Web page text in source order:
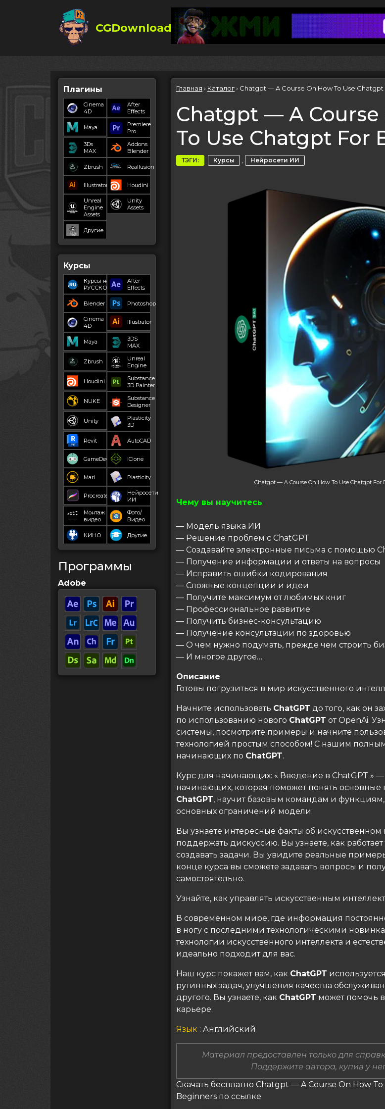
CGDownload
Плагины
Cinema
4D
After
Effects
Maya
Premiere
Pro
3Ds
MAX
Addons
Blender
Zbrush Reallusion
Illustrator Houdini
Unreal
Engine
Assets
Unity
Assets
Другие
Курсы
Курсы на
РУССКОМ
After
Effects
Blender Photoshop
Cinema
4D
Illustrator
Maya
3DS
MAX
Zbrush
Unreal
Engine
Houdini
Substance
3D Painter
NUKE
Substance
Designer
Unity
Plasticity
3D
Revit AutoCAD
GameDev IClone
Mari Plasticity
Procreate
Нейросети
ИИ
Монтаж
видео
Фото/
Видео
КИНО Другие
Программы
Adobe
Главная › Каталог› Chatgpt — A Course On How To Use
Chatgpt — A Course
To Use Chatgpt For
ТЭГИ: Курсы , Нейросети ИИ
Chatgpt — A Course On How To Use Chatgpt For
Чему вы научитесь
— Модель языка ИИ
— Решение проблем с ChatGPT
— Создавайте электронные письма с помощью
— Получение информации и ответы на вопросы
— Исправить ошибки кодирования
— Сложные концепции и идеи
— Получите максимум от любимых книг
— Профессиональное развитие
— Получить бизнес-консультацию
— Получение консультации по здоровью
— О чем нужно подумать, прежде чем строить
— И многое другое…
Описание
Готовы погрузиться в мир искусственного
Начните использовать ChatGPT до того, как он
по использованию нового ChatGPT от OpenAi.
системы, посмотрите примеры и начните
технологией простым способом! С нашим
начинающих по ChatGPT.
Курс для начинающих: « Введение в ChatGPT »
начинающих, которая поможет понять
ChatGPT, научит базовым командам и
основных ограничений модели.
Вы узнаете интересные факты об искусственном
поддержать дискуссию. Вы узнаете, как работает
создавать задачи. Вы увидите реальные
конце курса вы сможете задавать вопросы и
самостоятельно.
Узнайте, как управлять искусственным
В современном мире, где информация
в ногу с последними технологическими
технологии искусственного интеллекта и
идеально подходит для вас.
Наш курс покажет вам, как ChatGPT
рутинных задач, улучшения качества
другого. Вы узнаете, как ChatGPT может помочь
карьере.
Язык : Английский
Материал предоставлен только для
Поддержите автора, купив у
Скачать бесплатно Chatgpt — A Course On How
Beginners по ссылке